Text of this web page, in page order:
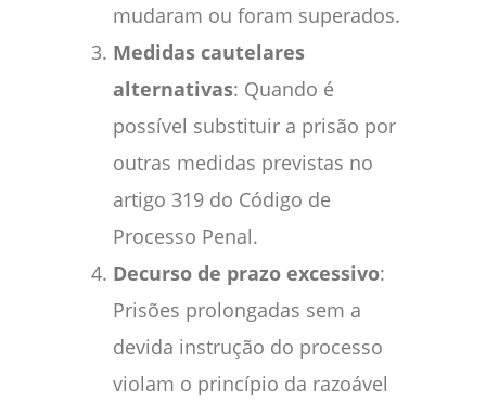
mudaram ou foram superados.
Medidas cautelares
alternativas: Quando é
possível substituir a prisão por
outras medidas previstas no
artigo 319 do Código de
Processo Penal.
Decurso de prazo excessivo:
Prisões prolongadas sem a
devida instrução do processo
violam o princípio da razoável